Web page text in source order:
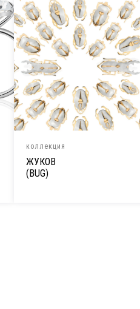
коллекция
ЖУКОВ
(BUG)